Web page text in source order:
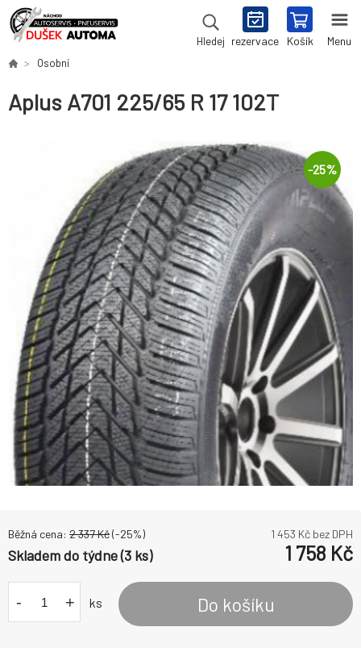
Hledej rezervace Košík Menu
Osobní
Aplus A701 225/65 R 17 102T
-25%
Běžná cena: 2 337Kč(-25%) 1 453 Kč bez DPH
Skladem do týdne (3 ks) 1 758 Kč
- + ks Do košíku